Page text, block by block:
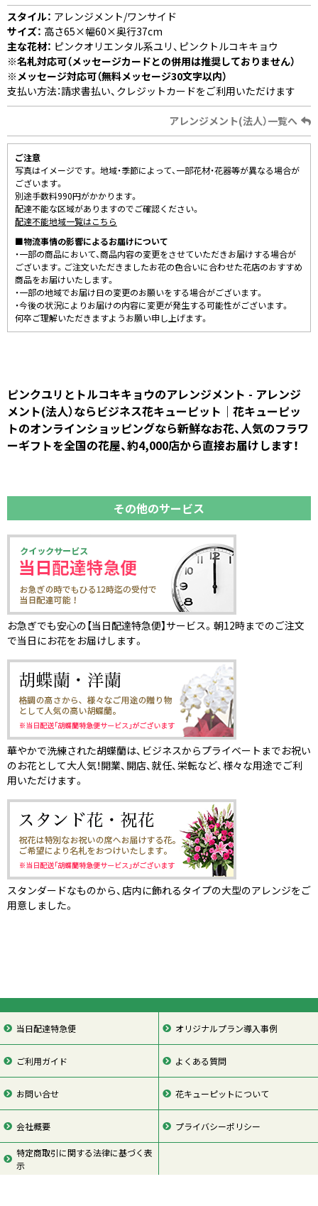
スタイル： アレンジメント/ワンサイド
サイズ： 高さ65×幅60×奥行37cm
主な花材： ピンクオリエンタル系ユリ、ピンクトルコキキョウ
※名札対応可（メッセージカードとの併用は推奨しておりません）
※メッセージ対応可（無料メッセージ30文字以内）
支払い方法：請求書払い、クレジットカードをご利用いただけます
アレンジメント(法人）一覧へ
ご注意
写真はイメージです。 地域・季節によって、一部花材・花器等が異なる場合が
ございます。
別途手数料990円がかかります。
配達不能な区域がありますのでご確認ください。
配達不能地域一覧はこちら
■物流事情の影響によるお届けについて
・一部の商品において、商品内容の変更をさせていただきお届けする場合が
ございます。ご注文いただきましたお花の色合いに合わせた花店のおすすめ
商品をお届けいたします。
・一部の地域でお届け日の変更のお願いをする場合がございます。
・今後の状況によりお届けの内容に変更が発生する可能性がございます。
何卒ご理解いただきますようお願い申し上げます。
ピンクユリとトルコキキョウのアレンジメント - アレンジ
メント(法人）ならビジネス花キューピット｜花キューピッ
トのオンラインショッピングなら新鮮なお花、人気のフラワ
ーギフトを全国の花屋、約4,000店から直接お届けします！
その他のサービス
お急ぎでも安心の【当日配達特急便】サービス。朝12時までのご注文
で当日にお花をお届けします。
華やかで洗練された胡蝶蘭は、ビジネスからプライベートまでお祝い
のお花として大人気！開業、開店、就任、栄転など、様々な用途でご利
用いただけます。
スタンダードなものから、店内に飾れるタイプの大型のアレンジをご
用意しました。
当日配達特急便 オリジナルプラン導入事例
ご利用ガイド よくある質問
お問い合せ 花キューピットについて
会社概要 プライバシーポリシー
特定商取引に関する法律に基づく表
示